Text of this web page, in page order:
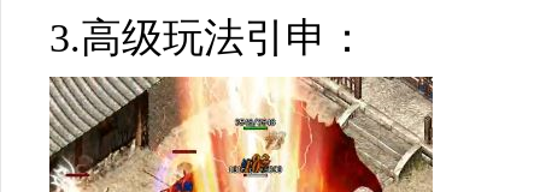
3.高级玩法引申：